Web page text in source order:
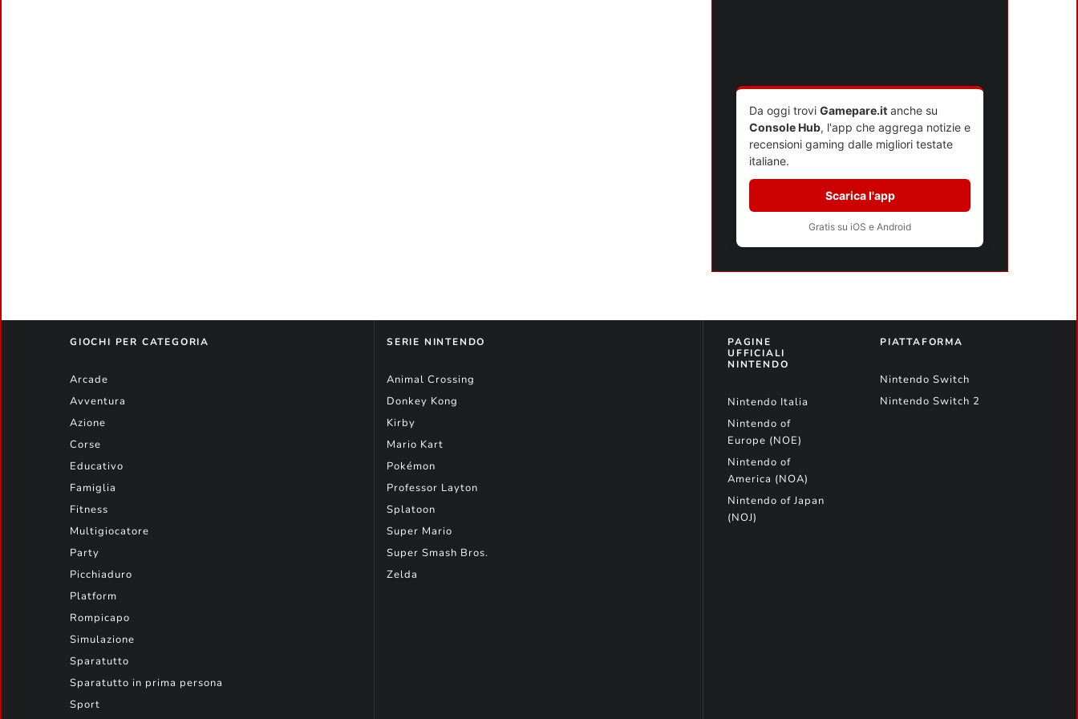
Da oggi trovi Gamepare.it anche su
Console Hub, l'app che aggrega notizie e
recensioni gaming dalle migliori testate
italiane.
Scarica l'app
Gratis su iOS e Android
GIOCHI PER CATEGORIA
Arcade
Avventura
Azione
Corse
Educativo
Famiglia
Fitness
Multigiocatore
Party
Picchiaduro
Platform
Rompicapo
Simulazione
Sparatutto
Sparatutto in prima persona
Sport
SERIE NINTENDO
Animal Crossing
Donkey Kong
Kirby
Mario Kart
Pokémon
Professor Layton
Splatoon
Super Mario
Super Smash Bros.
Zelda
PAGINE
UFFICIALI
NINTENDO
Nintendo Italia
Nintendo of
Europe (NOE)
Nintendo of
America (NOA)
Nintendo of Japan
(NOJ)
PIATTAFORMA
Nintendo Switch
Nintendo Switch 2